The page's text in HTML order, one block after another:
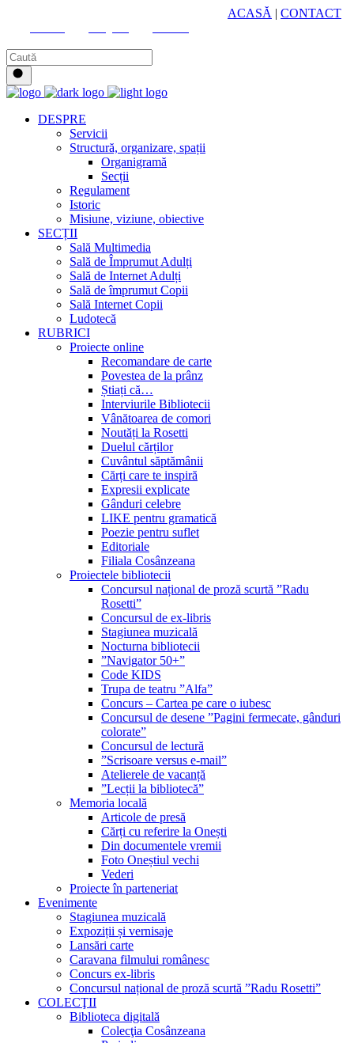
ACASĂ | CONTACT
DESPRE
Servicii
Structură, organizare, spații
Organigramă
Secții
Regulament
Istoric
Misiune, viziune, obiective
SECȚII
Sală Multimedia
Sală de Împrumut Adulți
Sală de Internet Adulți
Sală de împrumut Copii
Sală Internet Copii
Ludotecă
RUBRICI
Proiecte online
Recomandare de carte
Povestea de la prânz
Știați că…
Interviurile Bibliotecii
Vânătoarea de comori
Noutăți la Rosetti
Duelul cărților
Cuvântul săptămânii
Cărți care te inspiră
Expresii explicate
Gânduri celebre
LIKE pentru gramatică
Poezie pentru suflet
Editoriale
Filiala Cosânzeana
Proiectele bibliotecii
Concursul național de proză scurtă ”Radu
Rosetti”
Concursul de ex-libris
Stagiunea muzicală
Nocturna bibliotecii
”Navigator 50+”
Code KIDS
Trupa de teatru ”Alfa”
Concurs – Cartea pe care o iubesc
Concursul de desene ”Pagini fermecate, gânduri
colorate”
Concursul de lectură
”Scrisoare versus e-mail”
Atelierele de vacanță
”Lecții la bibliotecă”
Memoria locală
Articole de presă
Cărți cu referire la Onești
Din documentele vremii
Foto Oneștiul vechi
Vederi
Proiecte în parteneriat
Evenimente
Stagiunea muzicală
Expoziții și vernisaje
Lansări carte
Caravana filmului românesc
Concurs ex-libris
Concursul național de proză scurtă ”Radu Rosetti”
COLECŢII
Biblioteca digitală
Colecţia Cosânzeana